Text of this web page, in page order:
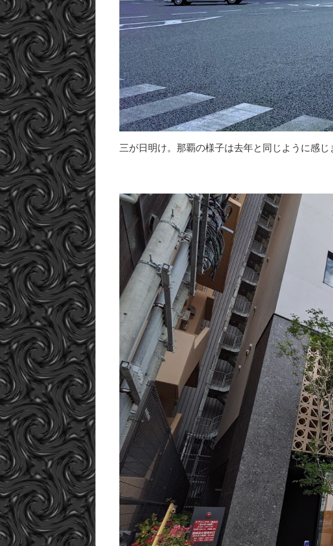
三が日明け。那覇の様子は去年と同じように感じ